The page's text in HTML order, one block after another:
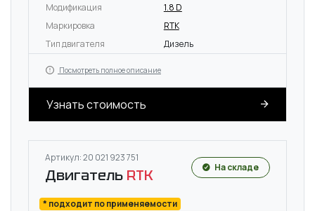
Модификация
1.8 D
Маркировка
RTK
Тип двигателя
Дизель
Посмотреть полное описание
Узнать стоимость
Артикул: 20 021 923 751
Двигатель RTK
* подходит по применяемости
На складе